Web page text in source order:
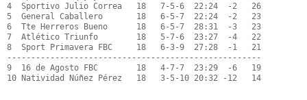
4  Sportivo Julio Correa   18   7-5-6  22:24  -2   26
5  General Caballero       18   6-5-7  22:24  -2   23
6  Tte Herreros Bueno      18   6-5-7  28:31  -3   23
7  Atlético Triunfo        18   5-7-6  23:27  -4   22
8  Sport Primavera FBC     18   6-3-9  27:28  -1   21
-----------------------------------------------------
9  16 de Agosto FBC        18   4-7-7  23:29  -6   19
10 Natividad Núñez Pérez   18   3-5-10 20:32 -12   14